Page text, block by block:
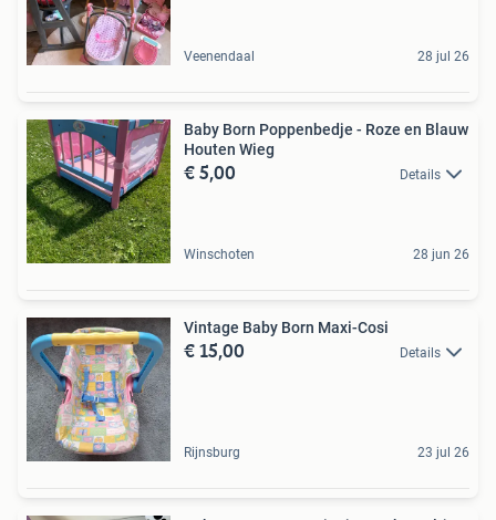
Veenendaal 28 jul 26
Baby Born Poppenbedje - Roze en Blauw
Houten Wieg
€ 5,00 Details
Winschoten 28 jun 26
Vintage Baby Born Maxi-Cosi
€ 15,00 Details
Rijnsburg 23 jul 26